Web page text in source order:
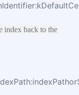
back to the